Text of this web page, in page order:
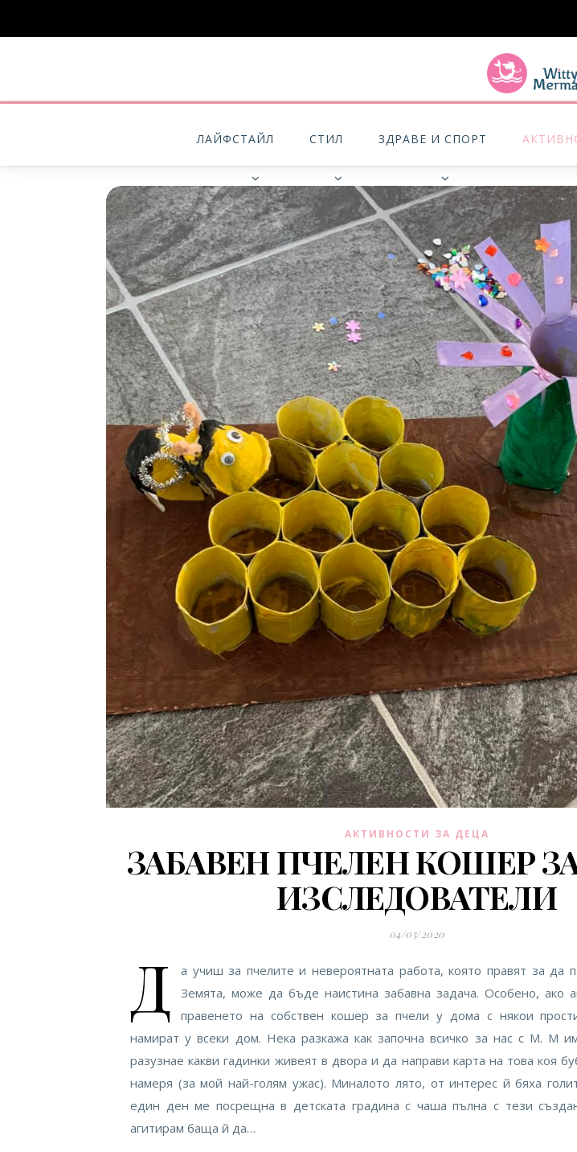
ЛАЙФСТАЙЛ СТИЛ ЗДРАВЕ И СПОРТ
АКТИВНОСТИ ЗА ДЕЦА
ЗАБАВЕН ПЧЕЛЕН КОШЕР
ИЗСЛЕДОВАТЕЛИ
04/05/2020
Д
а учиш за пчелите и невероятната работа, която правят за да
Земята, може да бъде наистина забавна задача. Особено, ако
правенето на собствен кошер за пчели у дома с някои
намират у всеки дом. Нека разкажа как започна всичко за нас с М. М
разузнае какви гадинки живеят в двора и да направи карта на това коя
намеря (за мой най-голям ужас). Миналото лято, от интерес й бяха
един ден ме посрещна в детската градина с чаша пълна с тези
агитирам баща й да…